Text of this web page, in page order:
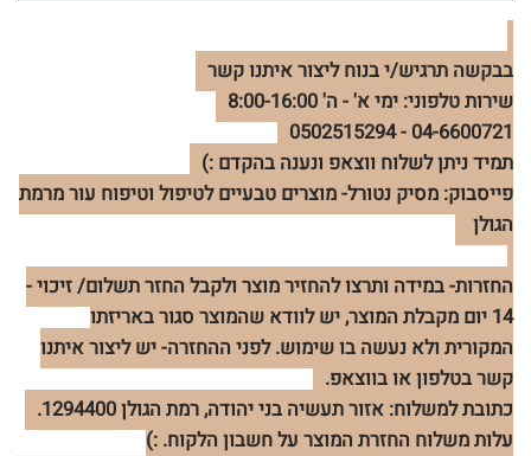
בבקשה תרגיש/י בנוח ליצור איתנו קשר
שירות טלפוני: ימי א' - ה' 8:00-16:00
04-6600721 - 0502515294
תמיד ניתן לשלוח ווצאפ ונענה בהקדם :)
פייסבוק: מסיק נטורל- מוצרים טבעיים לטיפול וטיפוח עור מרמת
הגולן
החזרות- במידה ותרצו להחזיר מוצר ולקבל החזר תשלום/ זיכוי -
14 יום מקבלת המוצר, יש לוודא שהמוצר סגור באריזתו
המקורית ולא נעשה בו שימוש. לפני ההחזרה- יש ליצור איתנו
קשר בטלפון או בווצאפ.
כתובת למשלוח: אזור תעשיה בני יהודה, רמת הגולן 1294400.
עלות משלוח החזרת המוצר על חשבון הלקוח. :)